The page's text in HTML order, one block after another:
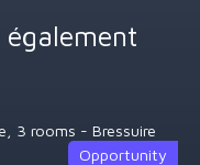
également
Opportunity